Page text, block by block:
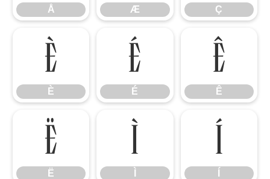
Å Æ Ç
È
È
É
É
Ê
Ê
Ë
Ë
Ì Í